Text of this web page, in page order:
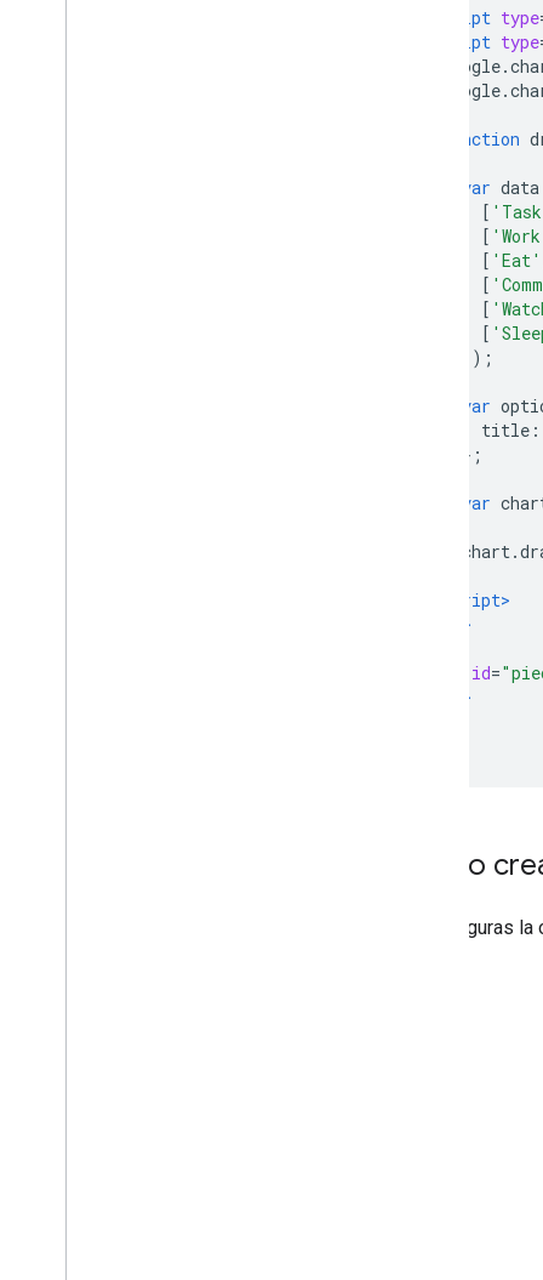
<script type
<script type
google.
google.
function
var data
[
[
[ 'Eat'
[
[
[
]);
var
title :
};
var
chart.
</script>
</head>
id=
</body>
Cómo
Si configuras la